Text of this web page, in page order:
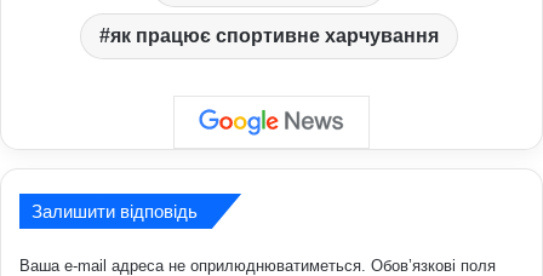
як працює спортивне харчування
Залишити відповідь
Ваша e-mail адреса не оприлюднюватиметься. Обов’язкові поля